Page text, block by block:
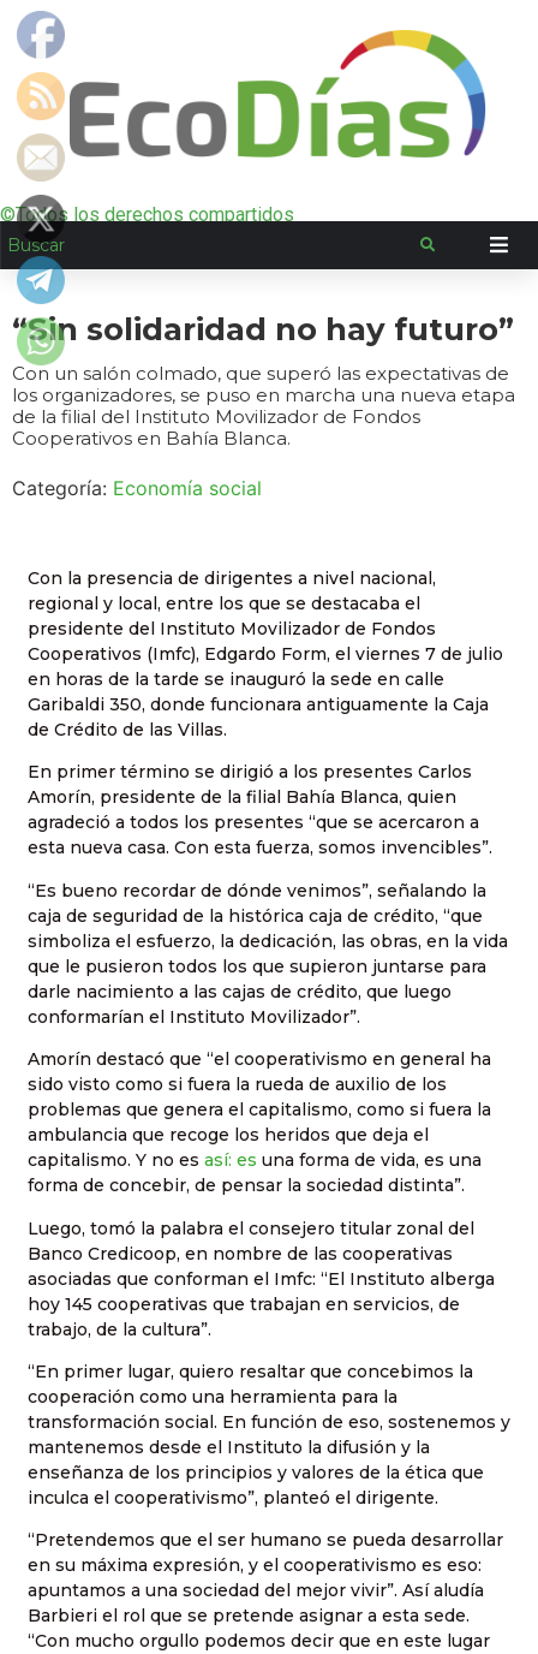
©Todos los derechos compartidos
“Sin solidaridad no hay futuro”
Con un salón colmado, que superó las expectativas de
los organizadores, se puso en marcha una nueva etapa
de la filial del Instituto Movilizador de Fondos
Cooperativos en Bahía Blanca.
Categoría: Economía social
Con la presencia de dirigentes a nivel nacional,
regional y local, entre los que se destacaba el
presidente del Instituto Movilizador de Fondos
Cooperativos (Imfc), Edgardo Form, el viernes 7 de julio
en horas de la tarde se inauguró la sede en calle
Garibaldi 350, donde funcionara antiguamente la Caja
de Crédito de las Villas.
En primer término se dirigió a los presentes Carlos
Amorín, presidente de la filial Bahía Blanca, quien
agradeció a todos los presentes “que se acercaron a
esta nueva casa. Con esta fuerza, somos invencibles”.
“Es bueno recordar de dónde venimos”, señalando la
caja de seguridad de la histórica caja de crédito, “que
simboliza el esfuerzo, la dedicación, las obras, en la vida
que le pusieron todos los que supieron juntarse para
darle nacimiento a las cajas de crédito, que luego
conformarían el Instituto Movilizador”.
Amorín destacó que “el cooperativismo en general ha
sido visto como si fuera la rueda de auxilio de los
problemas que genera el capitalismo, como si fuera la
ambulancia que recoge los heridos que deja el
capitalismo. Y no es así: es una forma de vida, es una
forma de concebir, de pensar la sociedad distinta”.
Luego, tomó la palabra el consejero titular zonal del
Banco Credicoop, en nombre de las cooperativas
asociadas que conforman el Imfc: “El Instituto alberga
hoy 145 cooperativas que trabajan en servicios, de
trabajo, de la cultura”.
“En primer lugar, quiero resaltar que concebimos la
cooperación como una herramienta para la
transformación social. En función de eso, sostenemos y
mantenemos desde el Instituto la difusión y la
enseñanza de los principios y valores de la ética que
inculca el cooperativismo”, planteó el dirigente.
“Pretendemos que el ser humano se pueda desarrollar
en su máxima expresión, y el cooperativismo es eso:
apuntamos a una sociedad del mejor vivir”. Así aludía
Barbieri el rol que se pretende asignar a esta sede.
“Con mucho orgullo podemos decir que en este lugar